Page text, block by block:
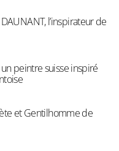
l’inspirateur de
peintre suisse inspiré
et Gentilhomme de